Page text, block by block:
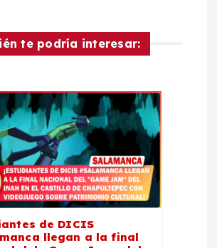
te podría interesar:
de DICIS
llegan a la final